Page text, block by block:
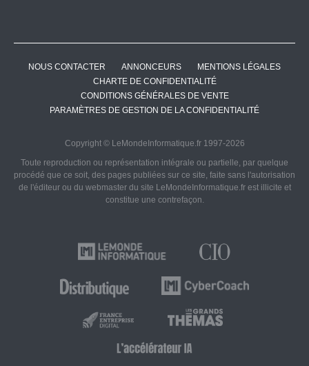
NOUS CONTACTER ANNONCEURS
MENTIONS LÉGALES
CHARTE DE CONFIDENTIALITÉ
CONDITIONS GÉNÉRALES DE VENTE
PARAMÈTRES DE GESTION DE LA CONFIDENTIALITÉ
Copyright © LeMondeInformatique.fr 1997-2026
Toute reproduction ou représentation intégrale ou partielle, par quelque
procédé que ce soit, des pages publiées sur ce site, faite sans l'autorisation
de l'éditeur ou du webmaster du site LeMondeInformatique.fr est illicite et
constitue une contrefaçon.